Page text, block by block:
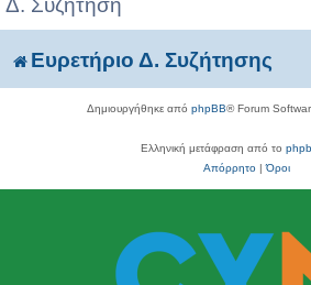
Δ. Συζήτηση
Ευρετήριο Δ. Συζήτησης
Δημιουργήθηκε από phpBB® Forum
Ελληνική μετάφραση από το
Απόρρητο|Όροι